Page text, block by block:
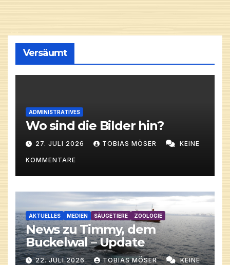
Versäumt
ADMINISTRATIVES
Wo sind die Bilder hin?
27. JULI 2026 TOBIAS MÖSER KEINE
KOMMENTARE
AKTUELLES MEDIEN SÄUGETIERE ZOOLOGIE
News zu Timmy, dem
Buckelwal – Update
22. JULI 2026 TOBIAS MÖSER KEINE